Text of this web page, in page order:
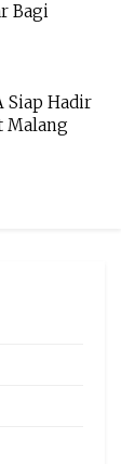
Bagi
Siap Hadir
Malang